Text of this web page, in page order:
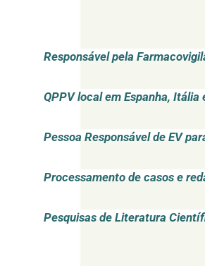
Responsável pela
QPPV local em Espanha, Itália
Pessoa Responsável de EV
Processamento de casos e
Pesquisas de Literatura